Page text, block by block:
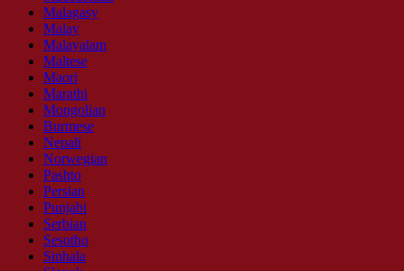
Malagasy
Malay
Malayalam
Maltese
Maori
Marathi
Mongolian
Burmese
Nepali
Norwegian
Pashto
Persian
Punjabi
Serbian
Sesotho
Sinhala